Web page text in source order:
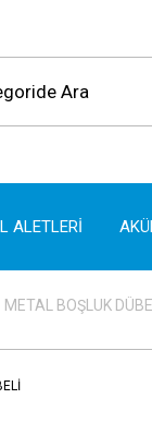
ALETLERİ
METAL BOŞLUK